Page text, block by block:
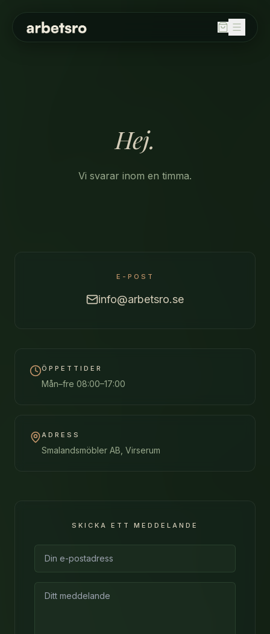
Höj och sänkbara skrivbord
Hej.
Vi svarar inom en timma.
E-POST
info@arbetsro.se
ÖPPETTIDER
Mån–fre 08:00–17:00
ADRESS
Smalandsmöbler AB, Virserum
SKICKA ETT MEDDELANDE